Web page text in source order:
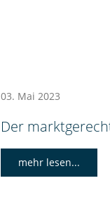
03. Mai 2023
Der
mehr lesen...